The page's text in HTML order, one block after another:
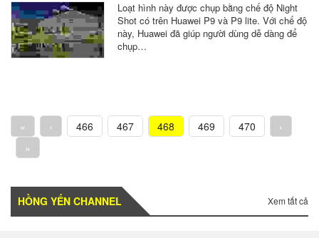
Loạt hình này được chụp bằng chế độ Night
Shot có trên Huawei P9 và P9 lite. Với chế độ
này, Huawei đã giúp người dùng dễ dàng để
chụp…
« ‹ 466 467 468 469 470
›
»
HỒNG YẾN CHANNEL Xem tất cả